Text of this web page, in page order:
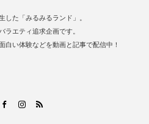
した「みるみるランド」。
ラエティ追求企画です。
白い体験などを動画と記事で配信中！
FacebookInstagram